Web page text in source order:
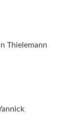
Thielemann